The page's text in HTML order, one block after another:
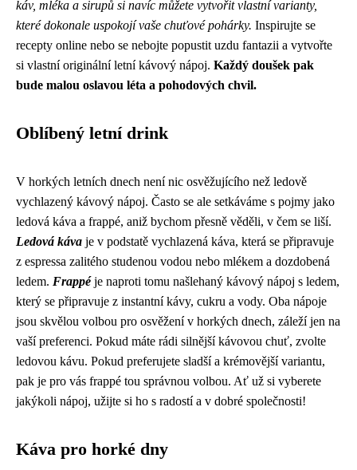
káv, mléka a sirupů si navíc můžete vytvořit vlastní varianty,
které dokonale uspokojí vaše chuťové pohárky. Inspirujte se
recepty online nebo se nebojte popustit uzdu fantazii a vytvořte
si vlastní originální letní kávový nápoj. Každý doušek pak
bude malou oslavou léta a pohodových chvil.
Oblíbený letní drink
V horkých letních dnech není nic osvěžujícího než ledově
vychlazený kávový nápoj. Často se ale setkáváme s pojmy jako
ledová káva a frappé, aniž bychom přesně věděli, v čem se liší.
Ledová káva je v podstatě vychlazená káva, která se připravuje
z espressa zalitého studenou vodou nebo mlékem a dozdobená
ledem. Frappéje naproti tomu našlehaný kávový nápoj s ledem,
který se připravuje z instantní kávy, cukru a vody. Oba nápoje
jsou skvělou volbou pro osvěžení v horkých dnech, záleží jen na
vaší preferenci. Pokud máte rádi silnější kávovou chuť, zvolte
ledovou kávu. Pokud preferujete sladší a krémovější variantu,
pak je pro vás frappé tou správnou volbou. Ať už si vyberete
jakýkoli nápoj, užijte si ho s radostí a v dobré společnosti!
Káva pro horké dny